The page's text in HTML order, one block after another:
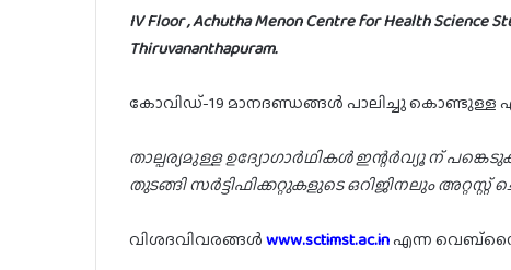
IV Floor , Achutha Menon Centre for Health Science
Thiruvananthapuram.
കോവിഡ്-19 മാനദണ്ഡങ്ങൾ പാലിച്ചു
താല്പര്യമുള്ള ഉദ്യോഗാർഥികൾ ഇന്റർവ്യൂ ന്
തുടങ്ങി സർട്ടിഫിക്കറ്റുകളുടെ ഒറിജിനലും
വിശദവിവരങ്ങൾwww.sctimst.ac.inഎന്ന